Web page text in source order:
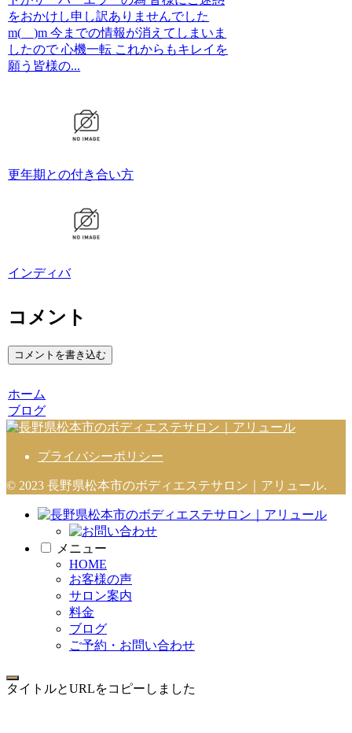
をおかけし申し訳ありませんでした
m(__)m 今までの情報が消えてしまいま
したので 心機一転 これからもキレイを
願う皆様の...
更年期との付き合い方
インディバ
コメント
コメントを書き込む
ホーム
ブログ
プライバシーポリシー
© 2023 長野県松本市のボディエステサロン｜アリュール.
メニュー
HOME
お客様の声
サロン案内
料金
ブログ
ご予約・お問い合わせ
タイトルとURLをコピーしました